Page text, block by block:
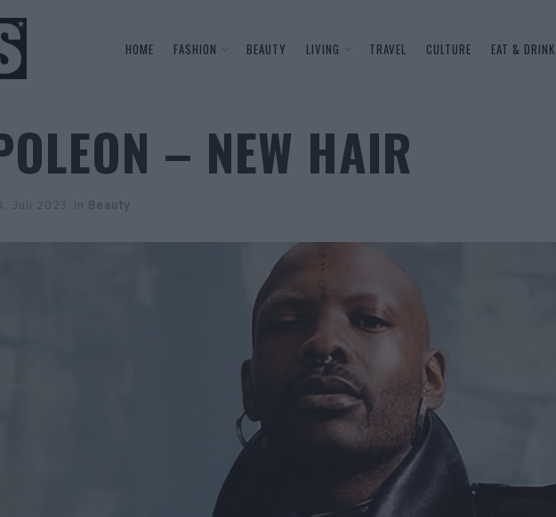
HOME FASHION BEAUTY LIVING TRAVEL CULTURE EAT & DRINK
– NEW HAIR
Juli 2023 in Beauty